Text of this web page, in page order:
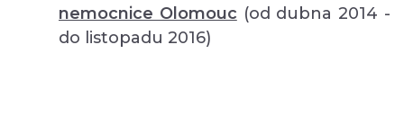
nemocnice Olomouc (od dubna 2014 -
do listopadu 2016)